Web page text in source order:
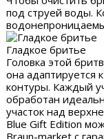
под струей воды.
Гладкое бритье
Головка этой
она адаптируется
контуры. Каждый
обработан
участок над
Blue Gift Edition
Braun-market с